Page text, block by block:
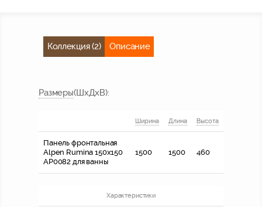
Коллекция (2) Описание
Размеры(ШхДхВ):
Ширина Длина Высота
Панель фронтальная
Alpen Rumina 150x150
AP0082 для ванны
1500 1500 460
Характеристики